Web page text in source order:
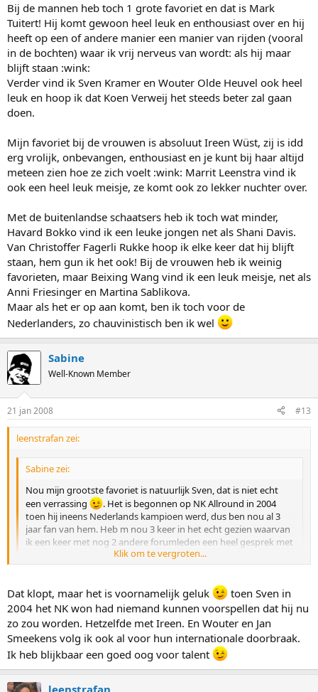
Bij de mannen heb toch 1 grote favoriet en dat is Mark
Tuitert! Hij komt gewoon heel leuk en enthousiast over en hij
heeft op een of andere manier een manier van rijden (vooral
in de bochten) waar ik vrij nerveus van wordt: als hij maar
blijft staan :wink:
Verder vind ik Sven Kramer en Wouter Olde Heuvel ook heel
leuk en hoop ik dat Koen Verweij het steeds beter zal gaan
doen.
Mijn favoriet bij de vrouwen is absoluut Ireen Wüst, zij is idd
erg vrolijk, onbevangen, enthousiast en je kunt bij haar altijd
meteen zien hoe ze zich voelt :wink: Marrit Leenstra vind ik
ook een heel leuk meisje, ze komt ook zo lekker nuchter over.
Met de buitenlandse schaatsers heb ik toch wat minder,
Havard Bokko vind ik een leuke jongen net als Shani Davis.
Van Christoffer Fagerli Rukke hoop ik elke keer dat hij blijft
staan, hem gun ik het ook! Bij de vrouwen heb ik weinig
favorieten, maar Beixing Wang vind ik een leuk meisje, net als
Anni Friesinger en Martina Sablikova.
Maar als het er op aan komt, ben ik toch voor de
Nederlanders, zo chauvinistisch ben ik wel
Sabine
Well-Known Member
21 jan 2008 #13
leenstrafan zei:
Sabine zei:
Nou mijn grootste favoriet is natuurlijk Sven, dat is niet echt
een verrassing
. Het is begonnen op NK Allround in 2004
toen hij ineens Nederlands kampioen werd, dus ben nou al 3
jaar fan van hem. Heb m nou 3 keer in het echt gezien waarvan
ik een keer met nog 2 andere forumleden een heel gesprek met
hem gevoerd heb en toen was hij echt superleuk, dus
sindsdoen kan hij helemaal niks meer fout doen bij mij
Verder vind ik Wouter Olde Heuvel ook helemaal leuk. Ik volg
hem al een tijdje extra en vind het superleuk dat hij dit seizoen
echt is doorgebroken. En ook met hem heb ik een leuke
persoonlijke ervaring haha op het WK allround van vorig jaar
waardoor ik m meteen geweldig vond. Verder vind ik Jan
Smeekens ook een hele leuke jongen, die volg ik ook altijd met
extra aandacht.
Nou Sabine, jij moet wel elke winter lang vrolijk zijn, want jouw
favorieten winnen wat af bij elkaar!
Met Lisan ben ik het wel eens ja!
Klik om te vergroten...
Dat klopt, maar het is voornamelijk geluk
toen Sven in
2004 het NK won had niemand kunnen voorspellen dat hij nu
zo zou worden. Hetzelfde met Ireen. En Wouter en Jan
Smeekens volg ik ook al voor hun internationale doorbraak.
Ik heb blijkbaar een goed oog voor talent